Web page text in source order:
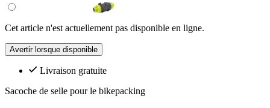
Cet article n'est actuellement pas disponible en ligne.
Avertir lorsque disponible
Livraison gratuite
Sacoche de selle pour le bikepacking